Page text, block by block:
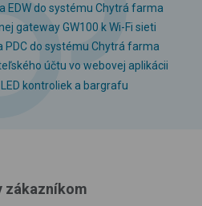
EDW do systému Chytrá farma
gateway GW100 k Wi-Fi sieti
PDC do systému Chytrá farma
účtu vo webovej aplikácii
kontroliek a bargrafu
zákazníkom